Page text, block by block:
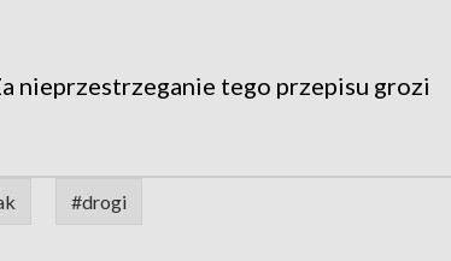
nieprzestrzeganie tego przepisu grozi
#drogi